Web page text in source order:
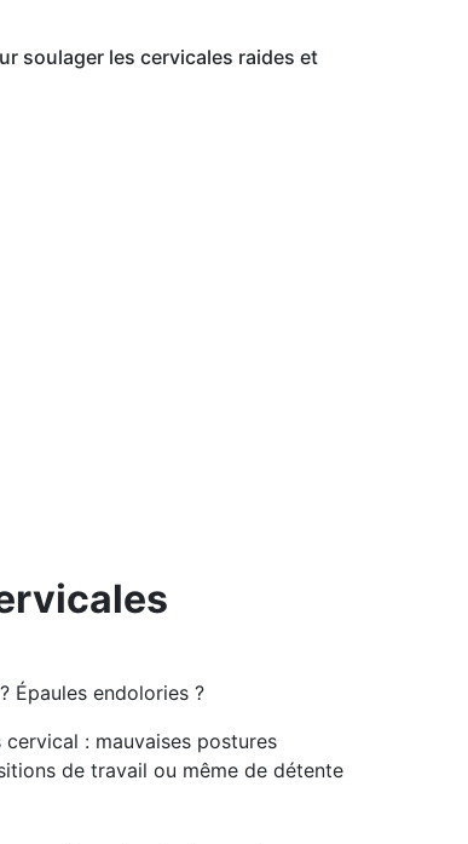
soulager les cervicales raides et
Épaules endolories ?
: mauvaises postures
de travail ou même de détente